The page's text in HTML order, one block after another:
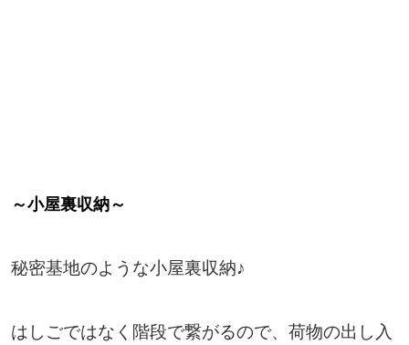
～小屋裏収納～
秘密基地のような小屋裏収納♪
はしごではなく階段で繋がるので、荷物の出し入